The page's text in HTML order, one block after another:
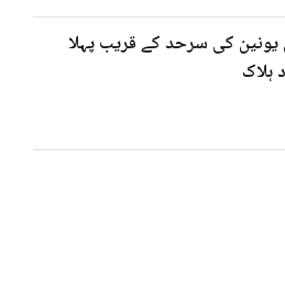
کی سرحد کے قریب پہلا